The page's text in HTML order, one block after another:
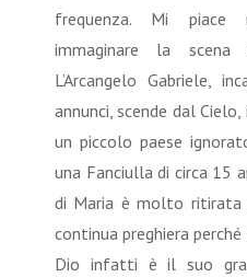
frequenza. Mi
immaginare la scena
L’Arcangelo Gabriele,
annunci, scende dal
un piccolo paese
una Fanciulla di circa 15
di Maria è molto ritirata
continua preghiera
Dio infatti è il suo